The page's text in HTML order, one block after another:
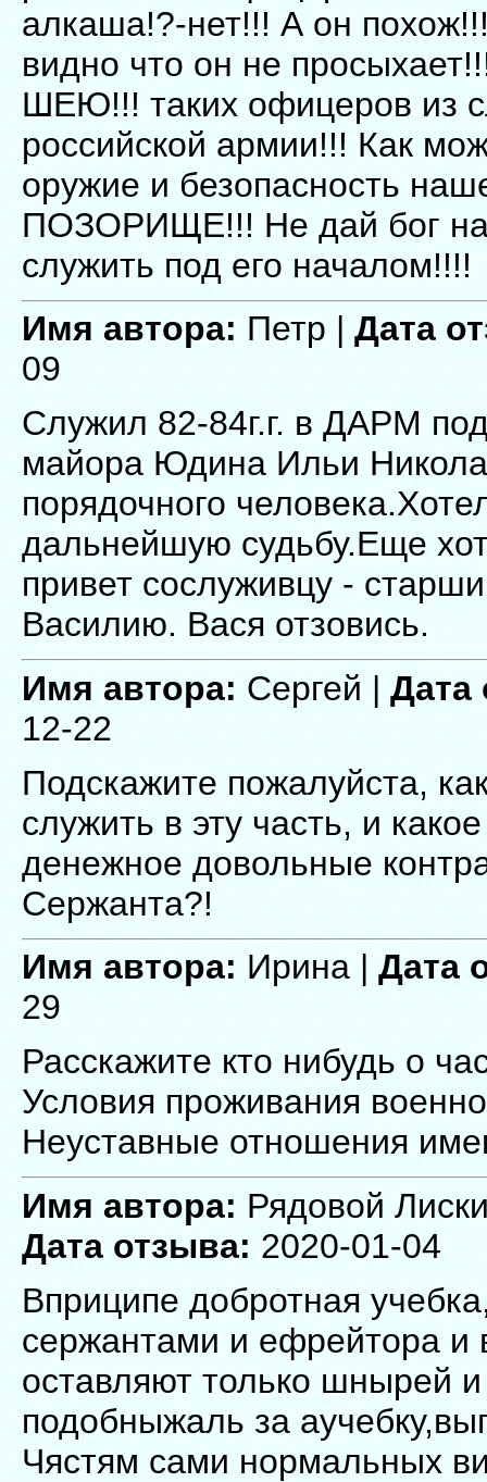
алкаша!?-нет!!! А он
видно что он не
ШЕЮ!!! таких офицеров из
российской армии!!! Как
оружие и безопасность
ПОЗОРИЩЕ!!! Не дай бог
служить под его началом!!!!
Имя автора:Петр |Дата
09
Служил 82-84г.г. в ДАРМ
майора Юдина Ильи
порядочного
дальнейшую судьбу.Еще
привет сослуживцу -
Василию. Вася отзовись.
Имя автора:Сергей |Дата
12-22
Подскажите пожалуйста,
служить в эту часть, и
денежное довольные
Сержанта?!
Имя автора:Ирина |Дата
29
Расскажите кто нибудь о
Условия проживания
Неуставные отношения
Имя автора:Рядовой
Дата отзыва:2020-01-04
Вприципе добротная
сержантами и ефрейтора и
оставляют только шнырей
подобныжаль за
Чястям сами нормальных